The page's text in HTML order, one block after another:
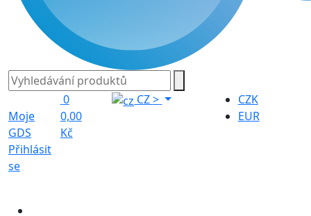
Moje
GDS
Přihlásit
se
0
0,00
Kč
CZ>
CZK
EUR